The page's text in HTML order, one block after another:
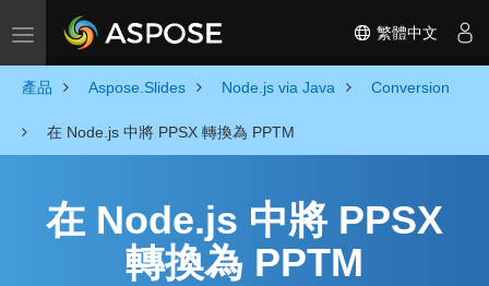
Toggle navigation 繁體中文
產品 Aspose.Slides Node.js via Java Conversion
在 Node.js 中將 PPSX 轉換為 PPTM
在 Node.js 中將 PPSX
轉換為 PPTM